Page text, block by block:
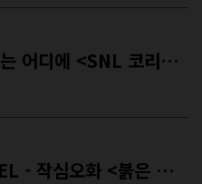
OTT - 젠지는 어디에 <SNL 코리아 시즌5>
WEB NOVEL - 작심오화 <붉은 뇌우 아래에서>